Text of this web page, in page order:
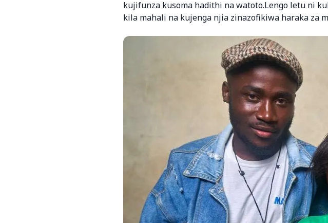
kujifunza kusoma hadithi na watoto.Lengo letu ni
kila mahali na kujenga njia zinazofikiwa haraka za